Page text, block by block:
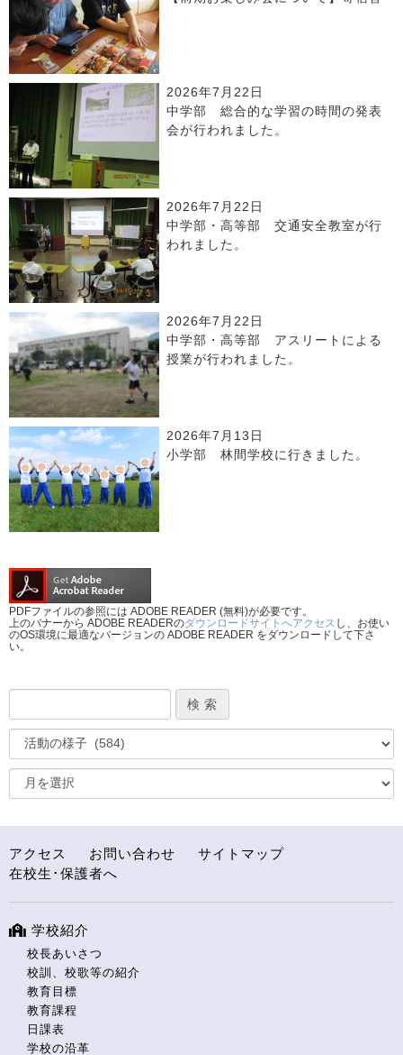
2026年7月22日
中学部 総合的な学習の時間の発表
会が行われました。
2026年7月22日
中学部・高等部 交通安全教室が行
われました。
2026年7月22日
中学部・高等部 アスリートによる
授業が行われました。
2026年7月13日
小学部 林間学校に行きました。
PDFファイルの参照には ADOBE READER (無料)が必要です。
上のバナーから ADOBE READERのダウンロードサイトへアクセス し、お使い
のOS環境に最適なバージョンの ADOBE READER をダウンロードして下さ
い。
アクセス お問い合わせ
サイトマップ
在校生･保護者へ
学校紹介
校長あいさつ
校訓、校歌等の紹介
教育目標
教育課程
日課表
学校の沿革